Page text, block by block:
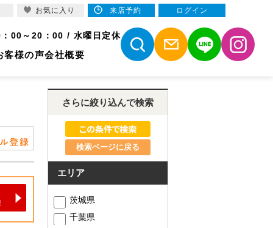
00～20：00 / 水曜日定休
客様の声会社概要
さらに絞り込んで検索
検索ページに戻る
エリア
茨城県
千葉県
お気に入り 来店予約 ログイン